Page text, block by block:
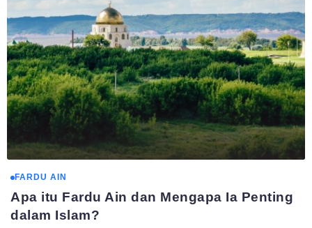
FARDU AIN
Apa itu Fardu Ain dan Mengapa Ia Penting
dalam Islam?